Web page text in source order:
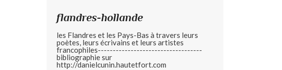
flandres-hollande
les Flandres et les Pays-Bas à travers leurs
poètes, leurs écrivains et leurs artistes
francophiles-----------------------------------
bibliographie sur
http://danielcunin.hautetfort.com